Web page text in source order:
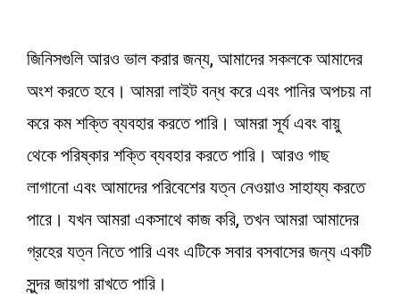
জিনিসগুলি আরও ভাল করার জন্য, আমাদের সকলকে আমাদের
অংশ করতে হবে। আমরা লাইট বন্ধ করে এবং পানির অপচয় না
করে কম শক্তি ব্যবহার করতে পারি। আমরা সূর্য এবং বায়ু
থেকে পরিষ্কার শক্তি ব্যবহার করতে পারি। আরও গাছ
লাগানো এবং আমাদের পরিবেশের যত্ন নেওয়াও সাহায্য করতে
পারে। যখন আমরা একসাথে কাজ করি, তখন আমরা আমাদের
গ্রহের যত্ন নিতে পারি এবং এটিকে সবার বসবাসের জন্য একটি
সুন্দর জায়গা রাখতে পারি।